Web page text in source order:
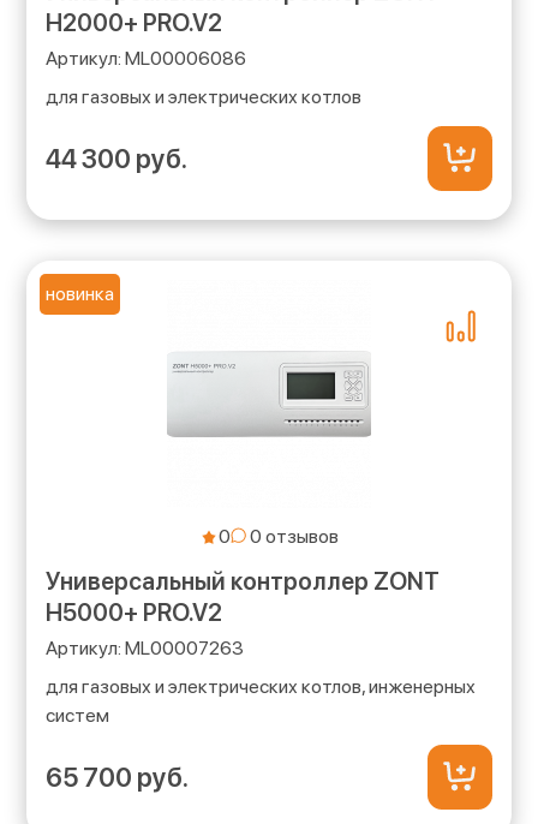
H2000+ PRO.V2
ML00006086
для газовых и электрических котлов
44 300 руб.
новинка
0
Универсальный контроллер ZONT
H5000+ PRO.V2
ML00007263
для газовых и электрических котлов, инженерных
систем
65 700 руб.